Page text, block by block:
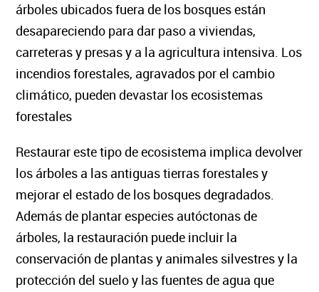
árboles ubicados fuera de los bosques están
desapareciendo para dar paso a viviendas,
carreteras y presas y a la agricultura intensiva. Los
incendios forestales, agravados por el cambio
climático, pueden devastar los ecosistemas
forestales
Restaurar este tipo de ecosistema implica devolver
los árboles a las antiguas tierras forestales y
mejorar el estado de los bosques degradados.
Además de plantar especies autóctonas de
árboles, la restauración puede incluir la
conservación de plantas y animales silvestres y la
protección del suelo y las fuentes de agua que